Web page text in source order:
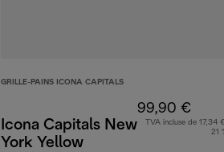
GRILLE-PAINS ICONA CAPITALS
Icona Capitals New
York Yellow
99,90 €
TVA incluse de 17,34
21